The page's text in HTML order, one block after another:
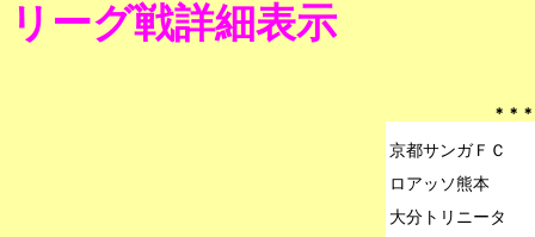
リーグ戦詳細表示
＊＊
京都サンガＦＣ
ロアッソ熊本
大分トリニータ